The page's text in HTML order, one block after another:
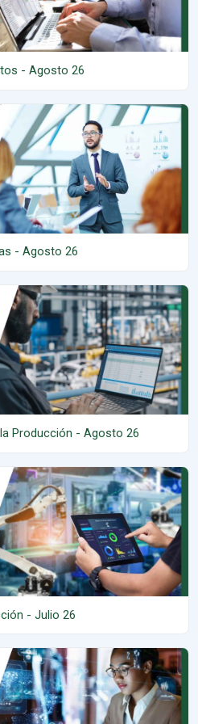
- Agosto 26
- Agosto 26
- Agosto 26
Producción - Agosto 26
Producción - Agosto 26
- Julio 26
- Julio 26
RRHH - Julio 26